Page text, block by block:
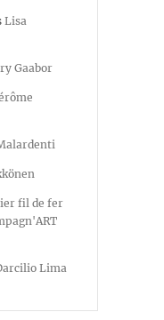
Lisa
Gaabor
fil de fer
Lima